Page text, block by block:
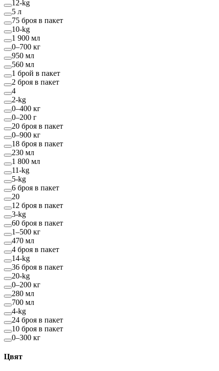
12-kg
5 л
75 броя в пакет
10-kg
1 900 мл
0–700 кг
950 мл
560 мл
1 брой в пакет
2 броя в пакет
4
2-kg
0–400 кг
0–200 г
20 броя в пакет
0–900 кг
18 броя в пакет
230 мл
1 800 мл
11-kg
5-kg
6 броя в пакет
20
12 броя в пакет
3-kg
60 броя в пакет
1–500 кг
470 мл
4 броя в пакет
14-kg
36 броя в пакет
20-kg
0–200 кг
280 мл
700 мл
4-kg
24 броя в пакет
10 броя в пакет
0–300 кг
Цвят